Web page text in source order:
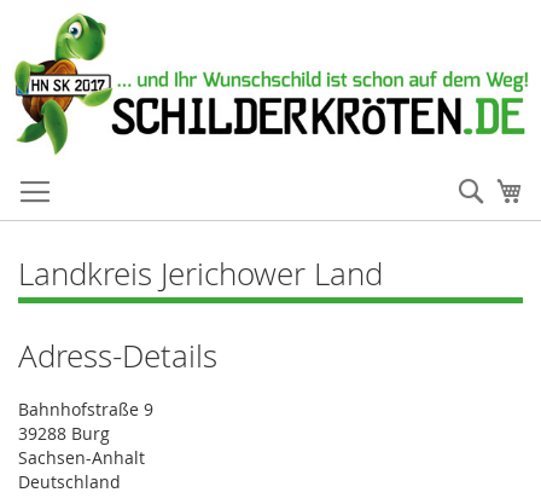
Landkreis Jerichower Land
Adress-Details
Bahnhofstraße 9
39288 Burg
Sachsen-Anhalt
Deutschland